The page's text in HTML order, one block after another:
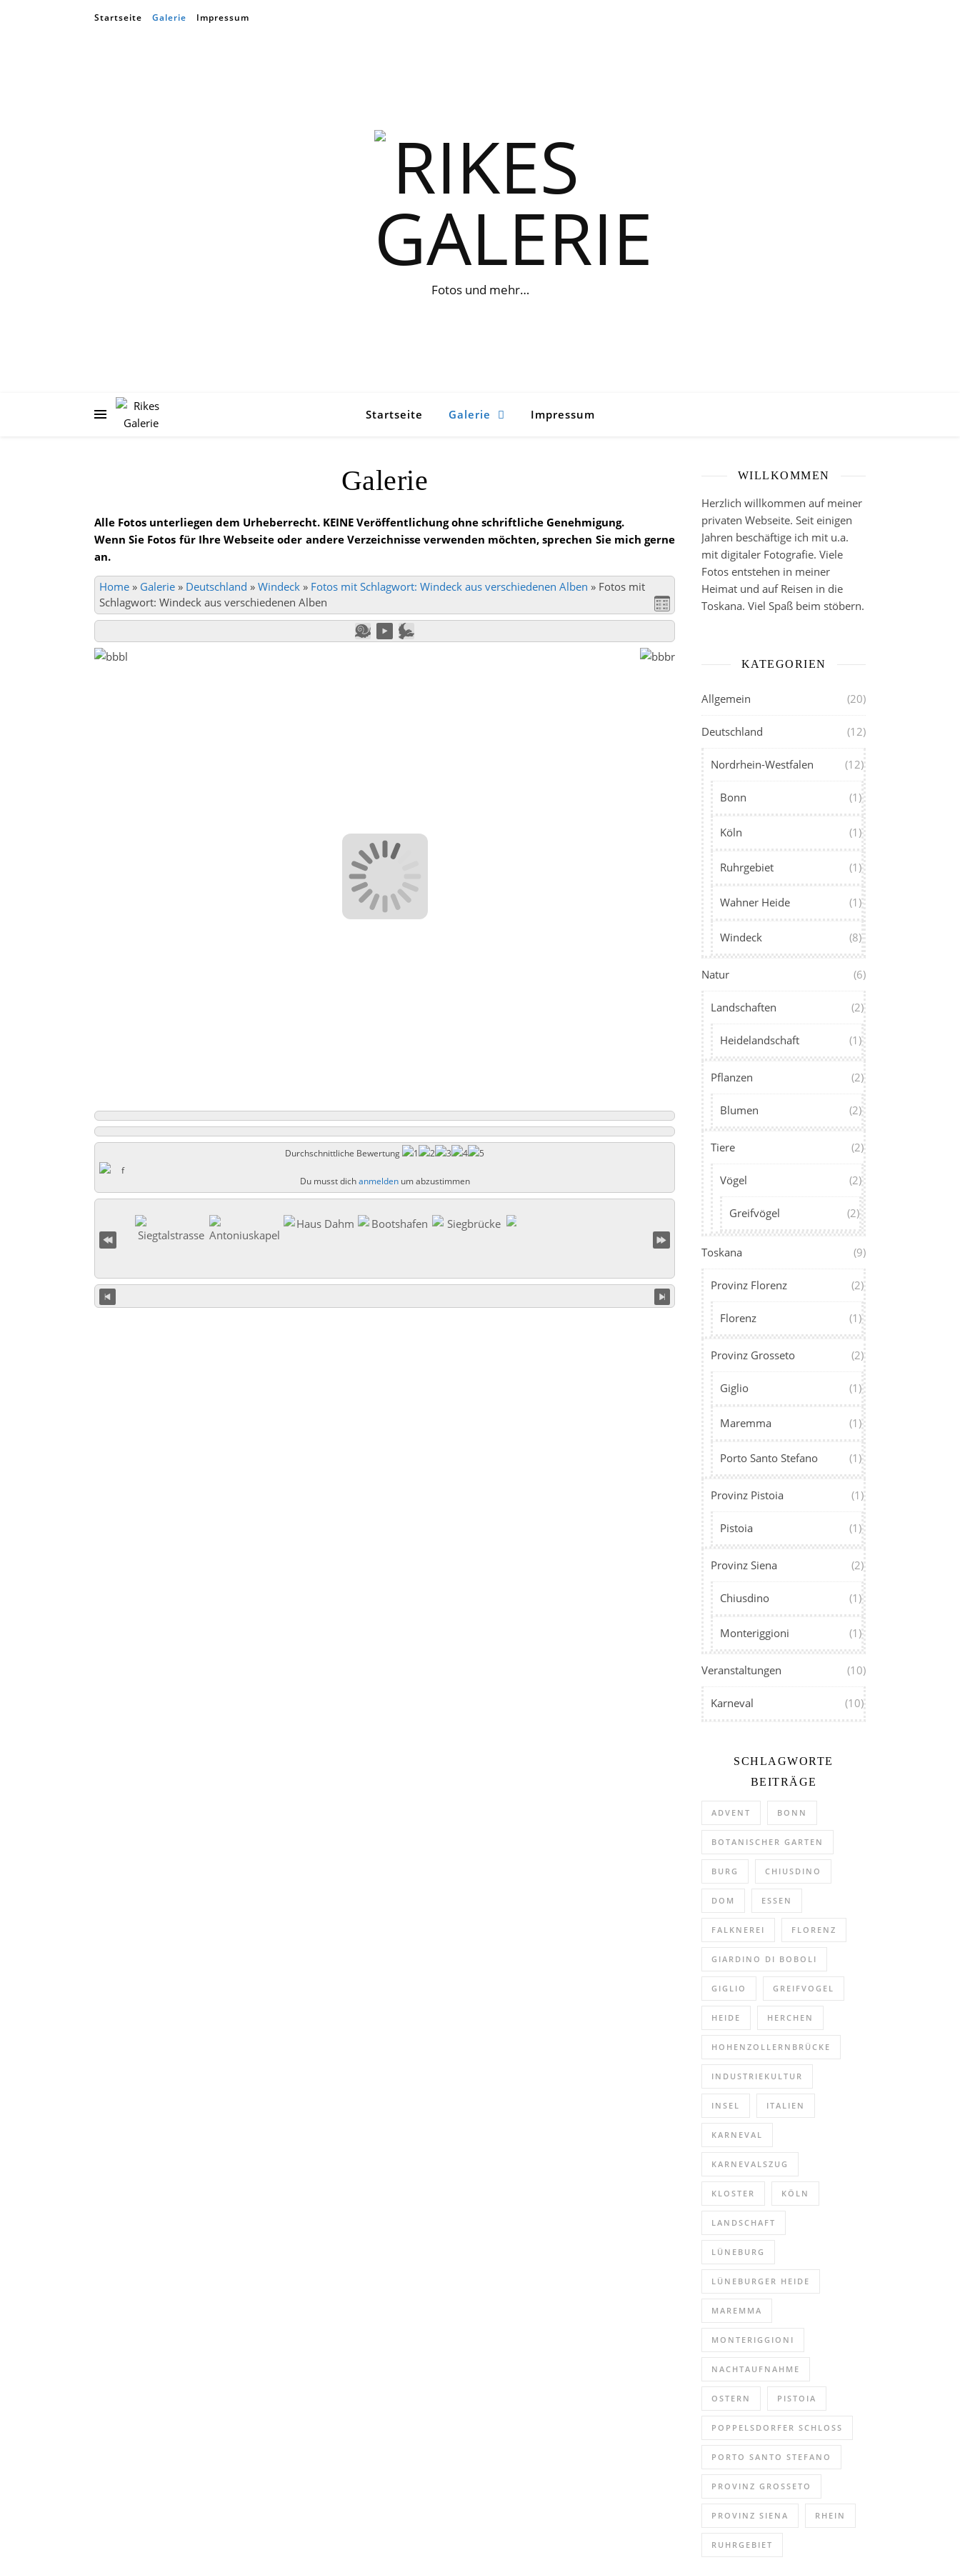
Startseite Galerie Impressum
Fotos und mehr…
Startseite Galerie Impressum
Galerie
Alle Fotos unterliegen dem Urheberrecht. KEINE Veröffentlichung ohne schriftliche Genehmigung.
Wenn Sie Fotos für Ihre Webseite oder andere Verzeichnisse verwenden möchten, sprechen Sie mich gerne
an.
Home » Galerie » Deutschland » Windeck » Fotos mit Schlagwort: Windeck aus verschiedenen Alben » Fotos mit
Schlagwort: Windeck aus verschiedenen Alben
Durchschnittliche Bewertung
Du musst dichanmeldenum abzustimmen
WILLKOMMEN
Herzlich willkommen auf meiner
privaten Webseite. Seit einigen
Jahren beschäftige ich mit u.a.
mit digitaler Fotografie. Viele
Fotos entstehen in meiner
Heimat und auf Reisen in die
Toskana. Viel Spaß beim stöbern.
KATEGORIEN
Allgemein (20)
Deutschland (12)
Nordrhein-Westfalen (12)
Bonn (1)
Köln (1)
Ruhrgebiet (1)
Wahner Heide (1)
Windeck (8)
Natur (6)
Landschaften (2)
Heidelandschaft (1)
Pflanzen (2)
Blumen (2)
Tiere (2)
Vögel (2)
Greifvögel (2)
Toskana (9)
Provinz Florenz (2)
Florenz (1)
Provinz Grosseto (2)
Giglio (1)
Maremma (1)
Porto Santo Stefano (1)
Provinz Pistoia (1)
Pistoia (1)
Provinz Siena (2)
Chiusdino (1)
Monteriggioni (1)
Veranstaltungen (10)
Karneval (10)
SCHLAGWORTE
BEITRÄGE
ADVENT BONN
BOTANISCHER GARTEN
BURG CHIUSDINO
DOM ESSEN
FALKNEREI FLORENZ
GIARDINO DI BOBOLI
GIGLIO GREIFVOGEL
HEIDE HERCHEN
HOHENZOLLERNBRÜCKE
INDUSTRIEKULTUR
INSEL ITALIEN
KARNEVAL
KARNEVALSZUG
KLOSTER KÖLN
LANDSCHAFT
LÜNEBURG
LÜNEBURGER HEIDE
MAREMMA
MONTERIGGIONI
NACHTAUFNAHME
OSTERN PISTOIA
POPPELSDORFER SCHLOSS
PORTO SANTO STEFANO
PROVINZ GROSSETO
PROVINZ SIENA RHEIN
RUHRGEBIET